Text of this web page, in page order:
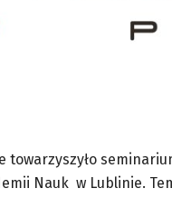
towarzyszyło
Nauk w Lublinie.